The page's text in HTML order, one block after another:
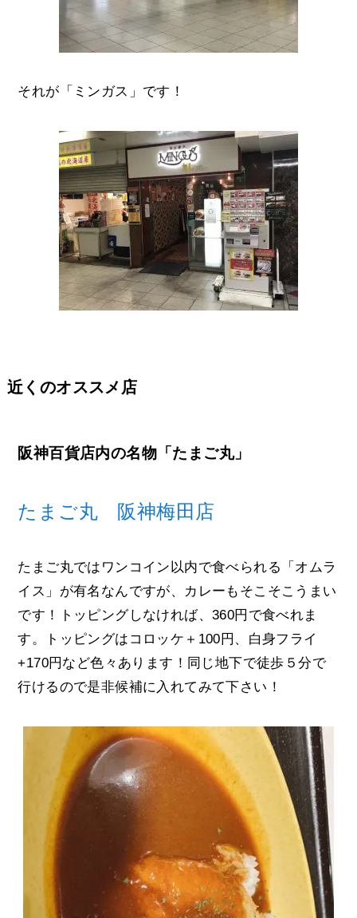
それが「ミンガス」です！
近くのオススメ店
阪神百貨店内の名物「たまご丸」
たまご丸 阪神梅田店
たまご丸ではワンコイン以内で食べられる「オムラ
イス」が有名なんですが、カレーもそこそこうまい
です！トッピングしなければ、360円で食べれま
す。トッピングはコロッケ＋100円、白身フライ
+170円など色々あります！同じ地下で徒歩５分で
行けるので是非候補に入れてみて下さい！